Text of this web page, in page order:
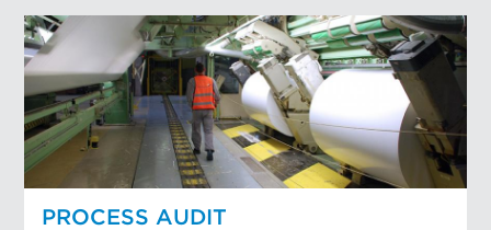
PROCESS AUDIT